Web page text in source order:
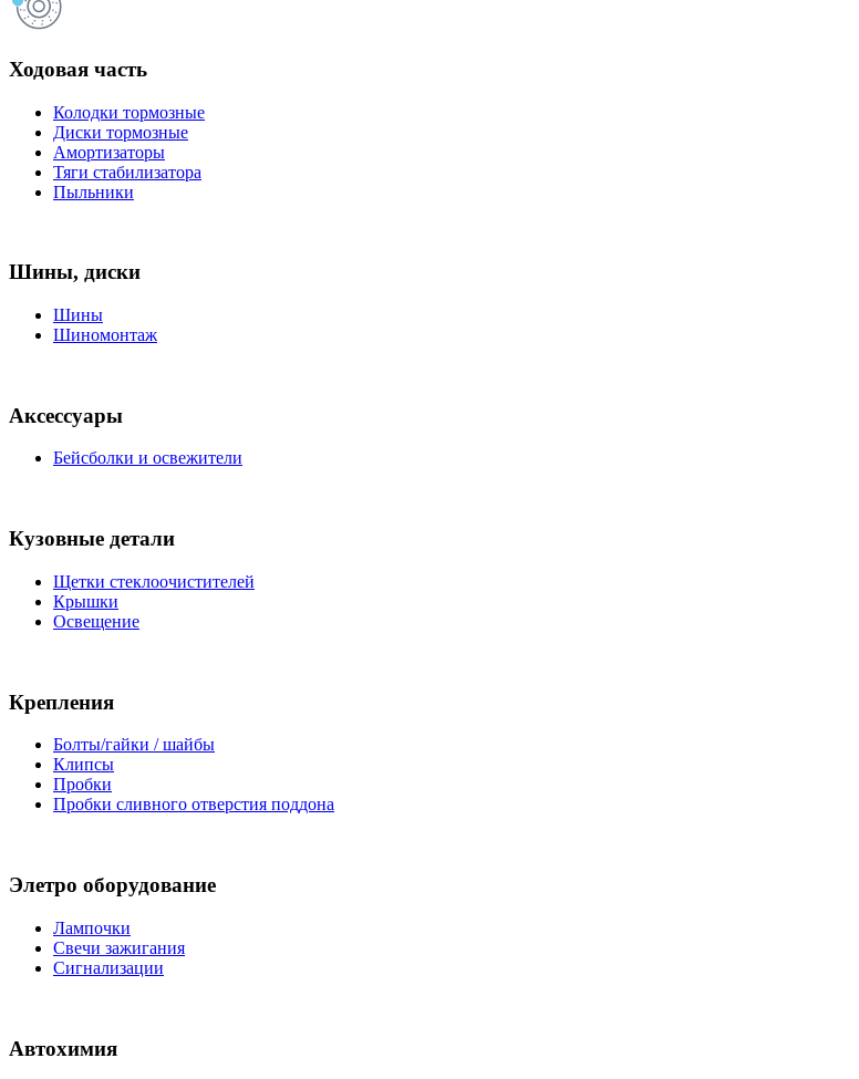
Ходовая часть
Колодки тормозные
Диски тормозные
Амортизаторы
Тяги стабилизатора
Пыльники
Шины, диски
Шины
Шиномонтаж
Аксессуары
Бейсболки и освежители
Кузовные детали
Щетки стеклоочистителей
Крышки
Освещение
Крепления
Болты/гайки / шайбы
Клипсы
Пробки
Пробки сливного отверстия поддона
Элетро оборудование
Лампочки
Свечи зажигания
Сигнализации
Автохимия